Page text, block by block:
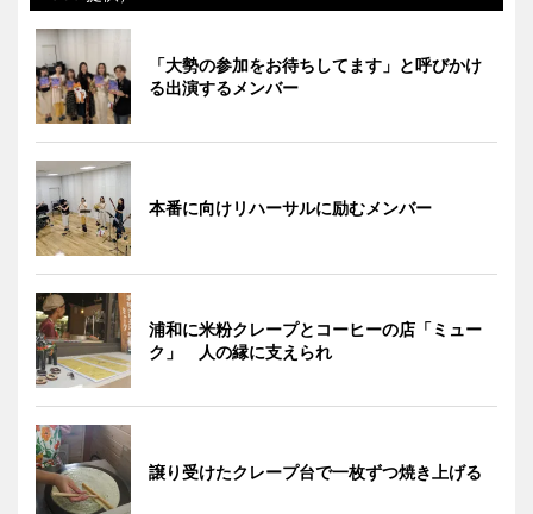
「大勢の参加をお待ちしてます」と呼びかけ
る出演するメンバー
本番に向けリハーサルに励むメンバー
浦和に米粉クレープとコーヒーの店「ミュー
ク」 人の縁に支えられ
譲り受けたクレープ台で一枚ずつ焼き上げる